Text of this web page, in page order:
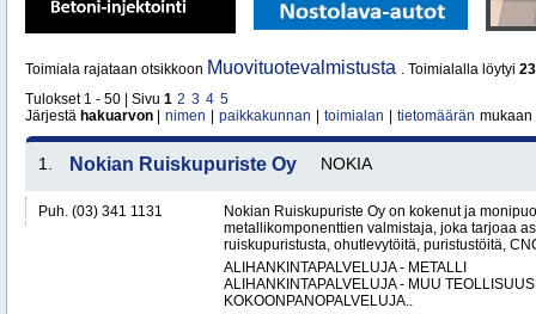
Toimiala rajataan otsikkoon Muovituotevalmistusta . Toimialalla löytyi
Tulokset 1 - 50 | Sivu 1 2 3 4 5
Järjestä hakuarvon nimen paikkakunnan toimialan tietomäärän mukaan
1. Nokian Ruiskupuriste Oy NOKIA
Puh. (03) 341 1131
Nokian Ruiskupuriste Oy on kokenut ja
metallikomponenttien valmistaja, joka tarjoaa
ruiskupuristusta, ohutlevytöitä, puristustöitä,
ALIHANKINTAPALVELUJA - METALLI
ALIHANKINTAPALVELUJA - MUU TEOLLISUUS
KOKOONPANOPALVELUJA..